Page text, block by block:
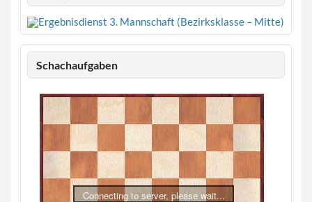
Schachaufgaben